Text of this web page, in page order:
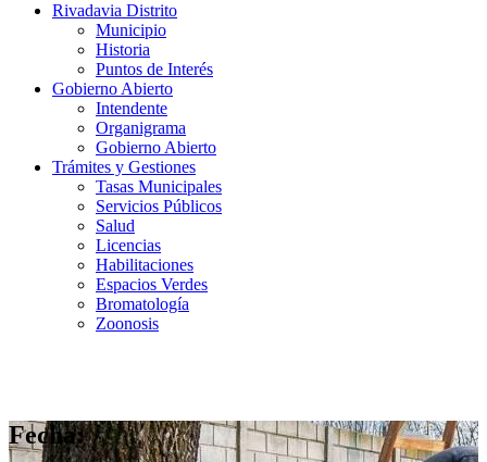
Rivadavia Distrito
Municipio
Historia
Puntos de Interés
Gobierno Abierto
Intendente
Organigrama
Gobierno Abierto
Trámites y Gestiones
Tasas Municipales
Servicios Públicos
Salud
Licencias
Habilitaciones
Espacios Verdes
Bromatología
Zoonosis
Fecha: